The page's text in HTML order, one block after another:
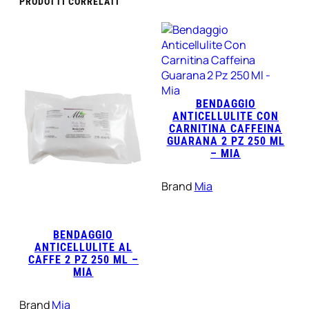
BENDAGGIO
ANTICELLULITE AL
CAFFE 2 PZ 250 ML –
MIA
BrandMia
BENDAGGIO
ANTICELLULITE CON
CARNITINA CAFFEINA
GUARANA 2 PZ 250 ML
– MIA
Brand Mia